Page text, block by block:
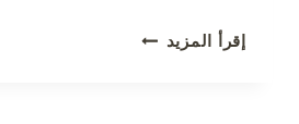
إقرأ المزيد استمتعي